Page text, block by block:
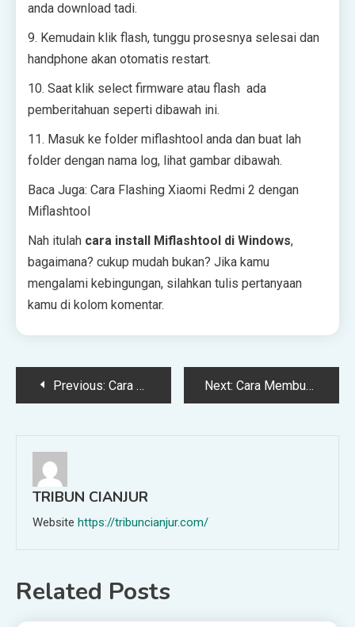
anda download tadi.
9. Kemudain klik flash, tunggu prosesnya selesai dan
handphone akan otomatis restart.
10. Saat klik select firmware atau flash ada
pemberitahuan seperti dibawah ini.
11. Masuk ke folder miflashtool anda dan buat lah
folder dengan nama log, lihat gambar dibawah.
Baca Juga: Cara Flashing Xiaomi Redmi 2 dengan
Miflashtool
Nah itulah cara install Miflashtool di Windows,
bagaimana? cukup mudah bukan? Jika kamu
mengalami kebingungan, silahkan tulis pertanyaan
kamu di kolom komentar.
PostPrevious: Cara Membuat Bilangan Pecahan di Microsoft Word Dengan Mudah Next: Cara Membuat Tabel di Microsoft Word Semua Versi dengan Mudah
TRIBUN CIANJUR
Website https://tribuncianjur.com/
Related Posts